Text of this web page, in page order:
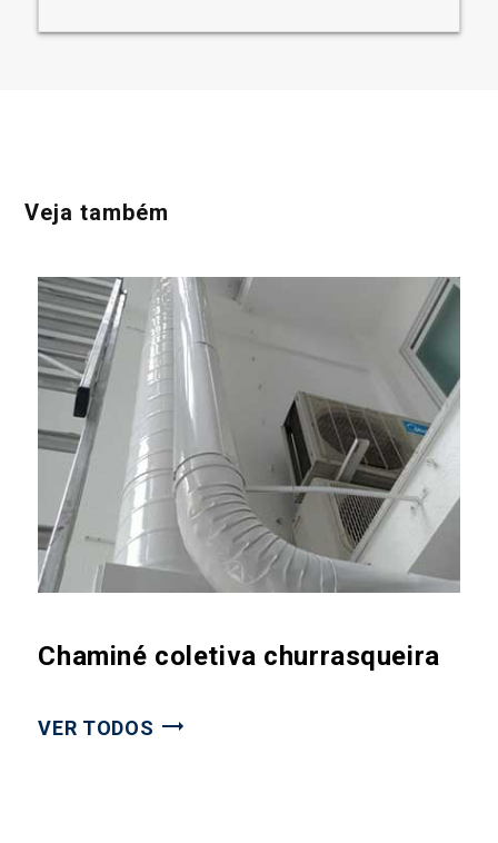
Veja também
Chaminé coletiva churrasqueira
VER TODOS